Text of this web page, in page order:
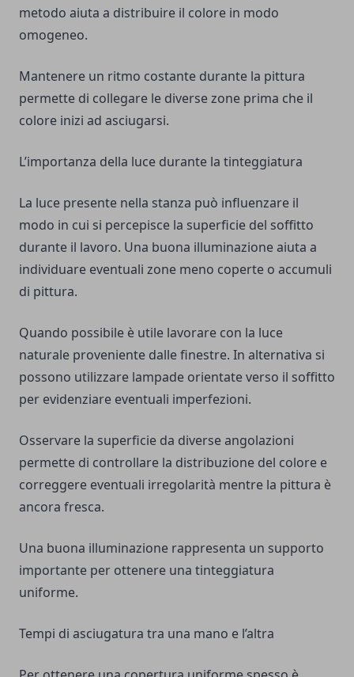
metodo aiuta a distribuire il colore in modo
omogeneo.
Mantenere un ritmo costante durante la pittura
permette di collegare le diverse zone prima che il
colore inizi ad asciugarsi.
L’importanza della luce durante la tinteggiatura
La luce presente nella stanza può influenzare il
modo in cui si percepisce la superficie del soffitto
durante il lavoro. Una buona illuminazione aiuta a
individuare eventuali zone meno coperte o accumuli
di pittura.
Quando possibile è utile lavorare con la luce
naturale proveniente dalle finestre. In alternativa si
possono utilizzare lampade orientate verso il soffitto
per evidenziare eventuali imperfezioni.
Osservare la superficie da diverse angolazioni
permette di controllare la distribuzione del colore e
correggere eventuali irregolarità mentre la pittura è
ancora fresca.
Una buona illuminazione rappresenta un supporto
importante per ottenere una tinteggiatura
uniforme.
Tempi di asciugatura tra una mano e l’altra